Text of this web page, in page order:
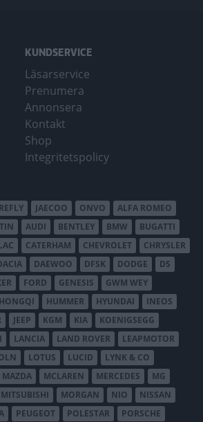
KUNDSERVICE
Läsarservice
Prenumera
Annonsera
Kontakt
Shop
Integritetspolicy
JAECOO ONVO
ALFA ROMEO
AUDI BENTLEY BMW
BUGATTI
CATERHAM CHEVROLET
CHRYSLER
DAEWOO DFSK DODGE
DS
FORD GENESIS
GWM WEY
HONGQI HUMMER HYUNDAI
INEOS
JEEP KGM KIA
KOENIGSEGG
LANCIA LAND ROVER
LEAPMOTOR
LOTUS LUCID
LYNK & CO
MAZDA MCLAREN MERCEDES
MG
MITSUBISHI MORGAN NIO
NISSAN
PEUGEOT POLESTAR PORSCHE